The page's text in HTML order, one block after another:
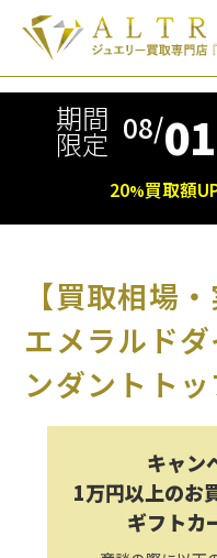
期間
限定 08/01
20%買取額
【買取相場・
エメラルド
ンダントト
キャン
1万円以上のお
ギフトカ